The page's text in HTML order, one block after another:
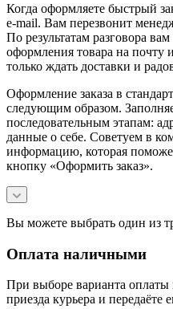
Когда оформляете быстрый
e-mail. Вам перезвонит
По результатам разговора
оформления товара на почту
только ждать доставки и
Оформление заказа в
следующим образом.
последовательным этапам:
данные о себе. Советуем в
информацию, которая
кнопку «Оформить заказ».
Вы можете выбрать один из
Оплата наличными
При выборе варианта
приезда курьера и передаёте